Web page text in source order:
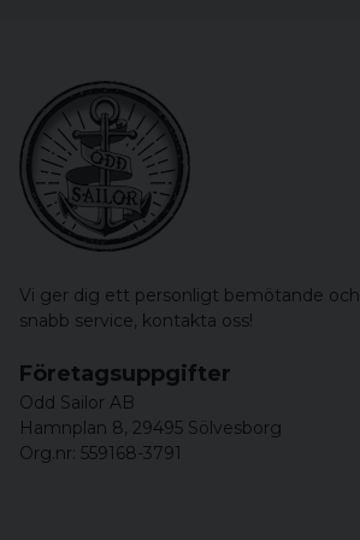
Vi ger dig ett personligt bemötande och
snabb service, kontakta oss!
Företagsuppgifter
Odd Sailor AB
Hamnplan 8, 29495 Sölvesborg
Org.nr: 559168-3791